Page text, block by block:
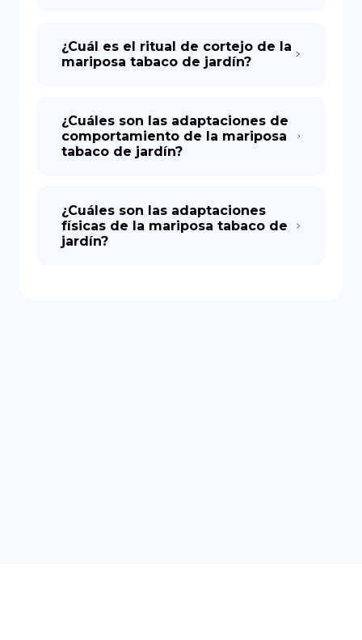
¿Cuál es el ritual de cortejo de la
mariposa tabaco de jardín?
¿Cuáles son las adaptaciones de
comportamiento de la mariposa
tabaco de jardín?
¿Cuáles son las adaptaciones
físicas de la mariposa tabaco de
jardín?